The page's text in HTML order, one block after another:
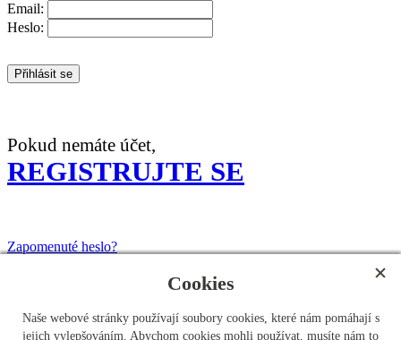
Email:
Heslo:
Přihlásit se
Pokud nemáte účet,
REGISTRUJTE SE
Zapomenuté heslo?
POZOR!
Cookies
Naše webové stránky používají soubory cookies, které nám pomáhají s
jejich vylepšováním. Abychom cookies mohli používat, musíte nám to